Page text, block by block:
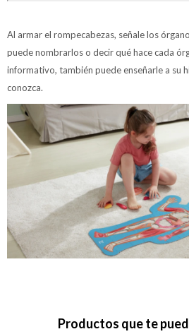
Al armar el rompecabezas, señale los
puede nombrarlos o decir qué hace cada
informativo, también puede enseñarle a su
conozca.
Productos que te